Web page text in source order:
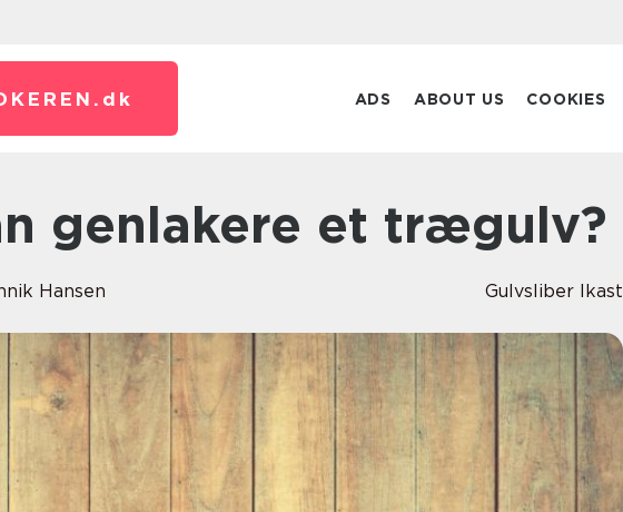
dk ADS ABOUT US COOKIES
genlakere et trægulv?
Hansen Gulvsliber Ikast